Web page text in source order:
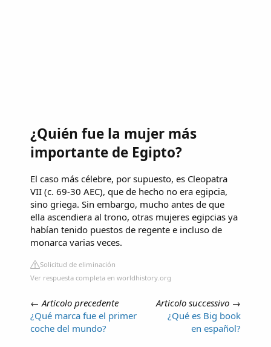
¿Quién fue la mujer más
importante de Egipto?
El caso más célebre, por supuesto, es Cleopatra
VII (c. 69-30 AEC), que de hecho no era egipcia,
sino griega. Sin embargo, mucho antes de que
ella ascendiera al trono, otras mujeres egipcias ya
habían tenido puestos de regente e incluso de
monarca varias veces.
Solicitud de eliminación
Ver respuesta completa en worldhistory.org
←Articolo precedente
¿Qué marca fue el primer
coche del mundo?
Articolo successivo →
¿Qué es Big book
en español?